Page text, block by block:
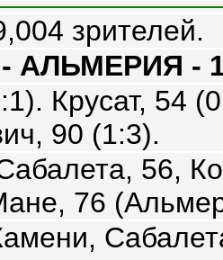
зрителей.
АЛЬМЕРИЯ -
Крусат, 54
90 (1:3).
56,
76